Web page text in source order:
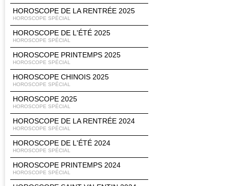
HOROSCOPE DE LA RENTRÉE 2025
HOROSCOPE SPÉCIAL
HOROSCOPE DE L'ÉTÉ 2025
HOROSCOPE SPÉCIAL
HOROSCOPE PRINTEMPS 2025
HOROSCOPE SPÉCIAL
HOROSCOPE CHINOIS 2025
HOROSCOPE SPÉCIAL
HOROSCOPE 2025
HOROSCOPE SPÉCIAL
HOROSCOPE DE LA RENTRÉE 2024
HOROSCOPE SPÉCIAL
HOROSCOPE DE L'ÉTÉ 2024
HOROSCOPE SPÉCIAL
HOROSCOPE PRINTEMPS 2024
HOROSCOPE SPÉCIAL